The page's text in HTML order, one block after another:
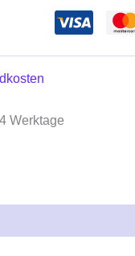
Werktage